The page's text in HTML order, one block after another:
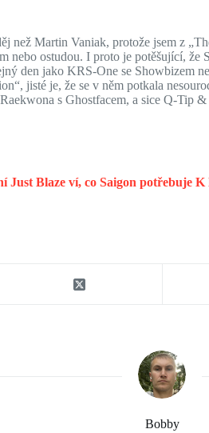
než Martin Vaniak, protože jsem z
nebo ostudou. I proto je potěšující, že
den jako KRS-One se Showbizem
jisté je, že se v něm potkala
s Ghostfacem, a sice Q-Tip &
Just Blaze ví, co Saigon potřebuje K
Bobby